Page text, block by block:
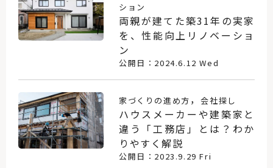
ション
両親が建てた築31年の実家
を、性能向上リノベーショ
ン
公開日：2024.6.12 Wed
家づくりの進め方 ，会社探し
ハウスメーカーや建築家と
違う「工務店」とは？わか
りやすく解説
公開日：2023.9.29 Fri